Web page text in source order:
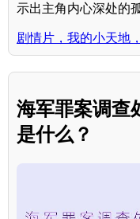
示出主角内心深处的
剧情片，我的小天地
海军罪案调查
是什么？